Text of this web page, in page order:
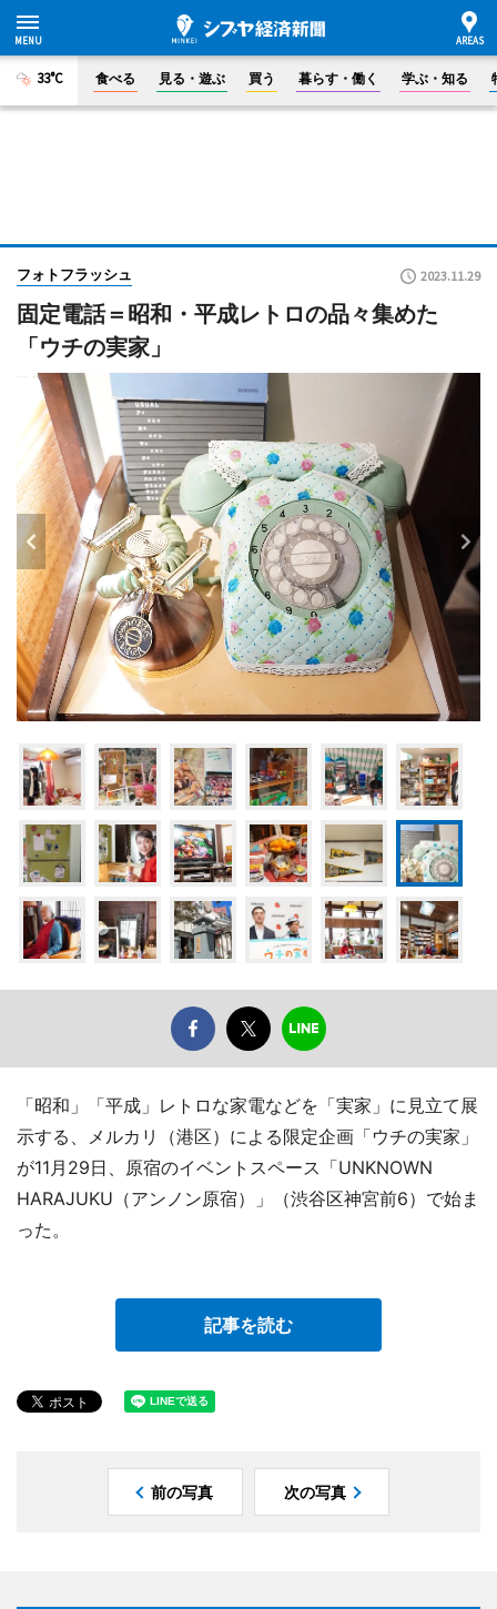
33°C 食べる 見る・遊ぶ 買う 暮らす・働く 学ぶ・知る
フォトフラッシュ 2023.11.29
固定電話＝昭和・平成レトロの品々集めた
「ウチの実家」
「昭和」「平成」レトロな家電などを「実家」に見立て展
示する、メルカリ（港区）による限定企画「ウチの実家」
が11月29日、原宿のイベントスペース「UNKNOWN
HARAJUKU（アンノン原宿）」（渋谷区神宮前6）で始ま
った。
記事を読む
前の写真 次の写真